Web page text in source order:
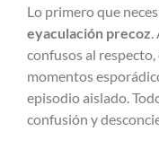
Lo primero que
eyaculación precoz
confusos al
momentos
episodio aislado.
confusión y